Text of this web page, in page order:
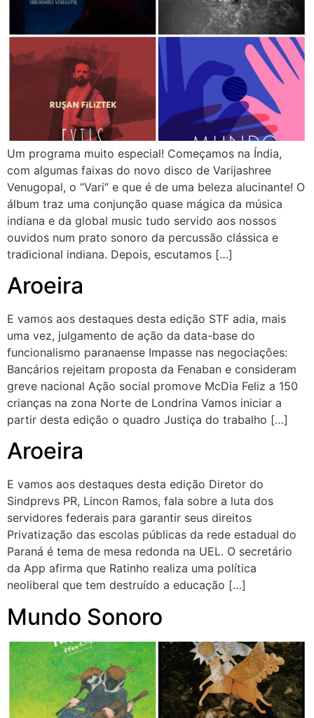
Um programa muito especial! Começamos na Índia,
com algumas faixas do novo disco de Varijashree
Venugopal, o “Vari” e que é de uma beleza alucinante! O
álbum traz uma conjunção quase mágica da música
indiana e da global music tudo servido aos nossos
ouvidos num prato sonoro da percussão clássica e
tradicional indiana. Depois, escutamos […]
Aroeira
E vamos aos destaques desta edição STF adia, mais
uma vez, julgamento de ação da data-base do
funcionalismo paranaense Impasse nas negociações:
Bancários rejeitam proposta da Fenaban e consideram
greve nacional Ação social promove McDia Feliz a 150
crianças na zona Norte de Londrina Vamos iniciar a
partir desta edição o quadro Justiça do trabalho […]
Aroeira
E vamos aos destaques desta edição Diretor do
Sindprevs PR, Lincon Ramos, fala sobre a luta dos
servidores federais para garantir seus direitos
Privatização das escolas públicas da rede estadual do
Paraná é tema de mesa redonda na UEL. O secretário
da App afirma que Ratinho realiza uma política
neoliberal que tem destruído a educação […]
Mundo Sonoro